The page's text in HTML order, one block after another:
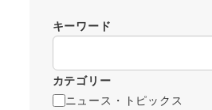
キーワード
カテゴリー
ニュース・トピックス